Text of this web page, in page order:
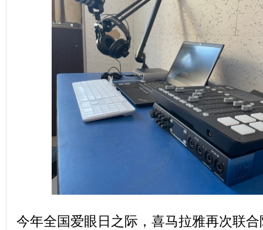
今年全国爱眼日之际，喜马拉雅再次联合